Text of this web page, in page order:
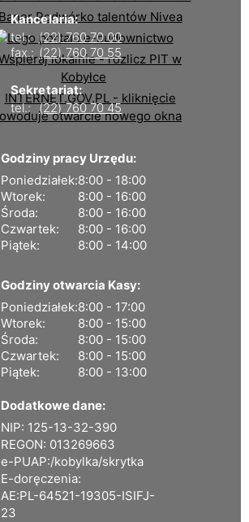
Kancelaria:
tel.: (22) 760 70 00
fax.: (22) 760 70 55
Sekretariat:
tel.: (22) 760 70 45
Godziny pracy Urzędu:
Poniedziałek:8:00 - 18:00
Wtorek:
8:00 - 16:00
Środa:
8:00 - 16:00
Czwartek:
8:00 - 16:00
Piątek:
8:00 - 14:00
Godziny otwarcia Kasy:
Poniedziałek:8:00 - 17:00
Wtorek:
8:00 - 15:00
Środa:
8:00 - 15:00
Czwartek:
8:00 - 15:00
Piątek:
8:00 - 13:00
Dodatkowe dane:
NIP: 125-13-32-390
REGON: 013269663
e-PUAP:/kobylka/skrytka
E-doręczenia:
AE:PL-64521-19305-ISIFJ-
23